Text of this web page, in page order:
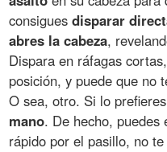
consiguesdisparar
abres la cabeza,
Dispara en ráfagas
posición, y puede que no
O sea, otro. Si lo
mano. De hecho, puedes
rápido por el pasillo, no